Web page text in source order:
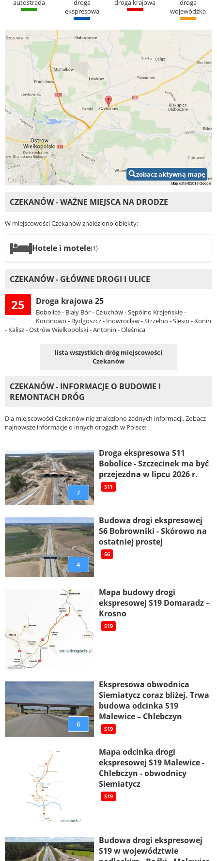
autostrada
droga
ekspresowa
droga krajowa
droga
wojewódzka
zobacz aktywną mapę
CZEKANÓW - WAŻNE MIEJSCA NA DRODZE
W miejscowości Czekanów znaleziono obiekty:
Hotele i motele(1)
CZEKANÓW - GŁÓWNE DROGI I ULICE
25 Droga krajowa 25
Bobolice - Biały Bór - Człuchów - Sępólno Krajeńskie -
Koronowo - Bydgoszcz - Inowrocław - Strzelno - Ślesin - Konin
- Kalisz - Ostrów Wielkopolski - Antonin - Oleśnica
lista wszystkich dróg miejscowości
Czekanów
CZEKANÓW - INFORMACJE O BUDOWIE I
REMONTACH DRÓG
Dla miejscowości Czekanów nie znaleziono żadnych informacji. Zobacz
najnowsze informacje o innych drogach w Polsce:
7
Droga ekspresowa S11
Bobolice - Szczecinek ma być
przejezdna w lipcu 2026 r.
S11
4
Budowa drogi ekspresowej
S6 Bobrowniki - Skórowo na
ostatniej prostej
S6
Mapa budowy drogi
ekspresowej S19 Domaradz –
Krosno
S19
6
Ekspresowa obwodnica
Siemiatycz coraz bliżej. Trwa
budowa odcinka S19
Malewice – Chlebczyn
S19
Mapa odcinka drogi
ekspresowej S19 Malewice -
Chlebczyn - obwodnicy
Siemiatycz
S19
Budowa drogi ekspresowej
S19 w województwie